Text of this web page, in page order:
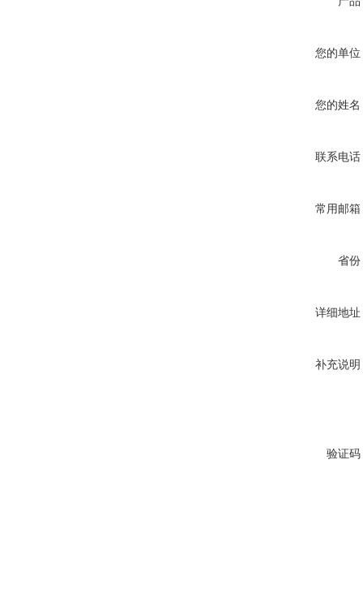
您的单位
您的姓名
联系电话
常用邮箱
省份
详细地址
补充说明
验证码